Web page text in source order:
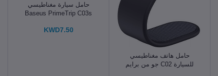
حامل هاتف مغناطيسي
للسيارة C02 جو من برايم
حامل سيارة مغناطيسي
Baseus PrimeTrip C03s
KWD7.50